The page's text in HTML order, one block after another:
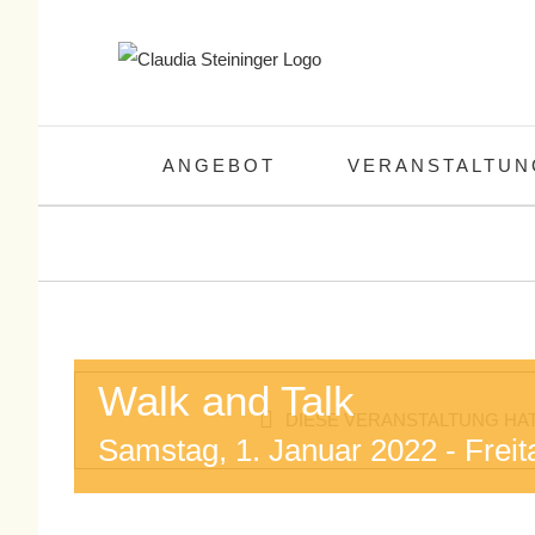
ANGEBOT
DIESE VERANSTALTUNG
Walk and Talk
Samstag, 1. Januar 2022 -